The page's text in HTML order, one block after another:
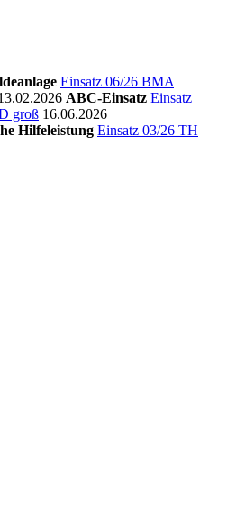
Einsatz 06/26 BMA
ABC-Einsatz Einsatz
groß 16.06.2026
Hilfeleistung Einsatz 03/26 TH